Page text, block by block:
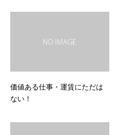
価値ある仕事・運賃にただは
ない！